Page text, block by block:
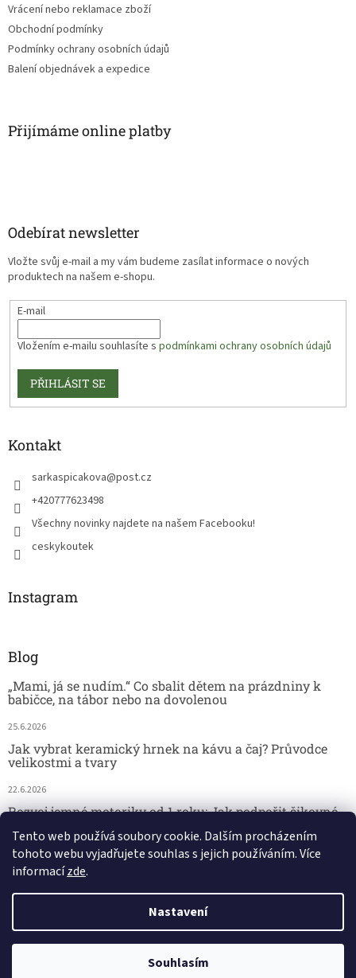
Tento web používá soubory cookie. Dalším procházením
tohoto webu vyjadřujete souhlas s jejich používáním. Více
informacízde.
Nastavení
Souhlasím
29.7. kamenná prodejna - DOVOLENÁ. 🚚 Doprava zdarma při nákupu
Vrácení nebo reklamace zboží
Obchodní podmínky
Podmínky ochrany osobních údajů
Balení objednávek a expedice
Přijímáme online platby
Odebírat newsletter
Vložte svůj e-mail a my vám budeme zasílat informace o nových
produktech na našem e-shopu.
E-mail
Vložením e-mailu souhlasíte s podmínkami ochrany osobních údajů
PŘIHLÁSIT SE
Kontakt
sarkaspicakova@post.cz
+420777623498
Všechny novinky najdete na našem Facebooku!
ceskykoutek
Instagram
Blog
„Mami, já se nudím.“ Co sbalit dětem na prázdniny k
babičce, na tábor nebo na dovolenou
25.6.2026
Jak vybrat keramický hrnek na kávu a čaj? Průvodce
velikostmi a tvary
22.6.2026
Rozvoj jemné motoriky od 1 roku: Jak podpořit šikovné
18.6.2026
Vytvořil Shoptet
Český koutek. Všechna práva vyhrazena.